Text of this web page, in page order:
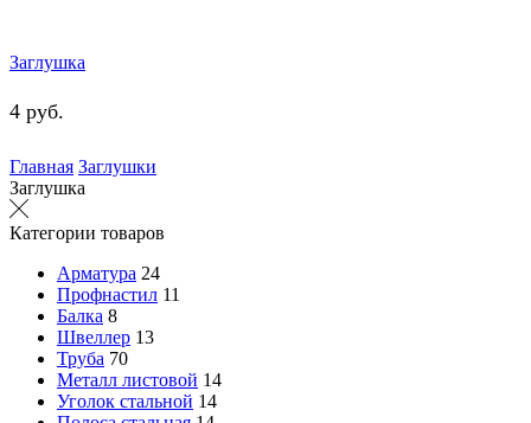
Заглушка
4 руб.
Главная Заглушки
Заглушка
Категории товаров
Арматура 24
Профнастил 11
Балка 8
Швеллер 13
Труба 70
Металл листовой 14
Уголок стальной 14